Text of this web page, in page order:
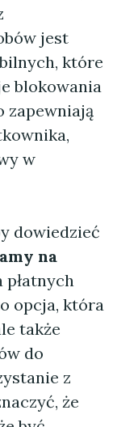
jest
które
blokowania
zapewniają
w
dowiedzieć
na
płatnych
opcja, która
także
do
z
że